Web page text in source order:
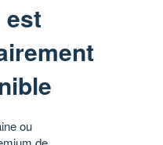
est
ou